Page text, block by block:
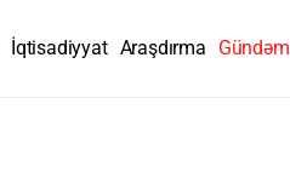
İqtisadiyyat Araşdırma Gündəm